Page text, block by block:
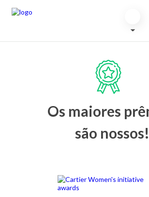
Os maiores
são nossos!